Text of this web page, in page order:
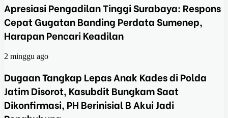
Apresiasi Pengadilan Tinggi Surabaya: Respons
Cepat Gugatan Banding Perdata Sumenep,
Harapan Pencari Keadilan
2 minggu ago
Dugaan Tangkap Lepas Anak Kades di Polda
Jatim Disorot, Kasubdit Bungkam Saat
Dikonfirmasi, PH Berinisial B Akui Jadi